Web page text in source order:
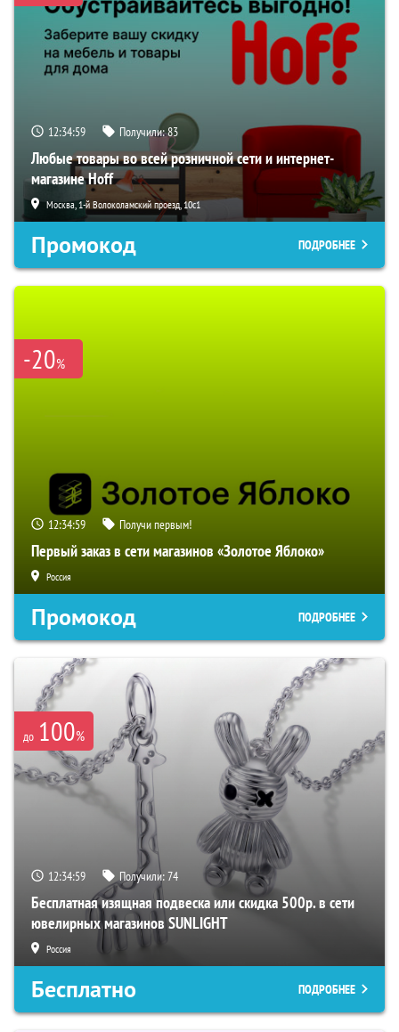
12:34:58 Получили:83
Любые товары во всей розничной сети и интернет-
магазине Hoff
Москва, 1-й Волоколамский проезд, 10с1
Промокод ПОДРОБНЕЕ
-20%
12:34:58 Получи первым!
Первый заказ в сети магазинов «Золотое Яблоко»
Россия
Промокод ПОДРОБНЕЕ
до 100%
12:34:58 Получили:74
Бесплатная изящная подвеска или скидка 500р. в сети
ювелирных магазинов SUNLIGHT
Россия
Бесплатно ПОДРОБНЕЕ